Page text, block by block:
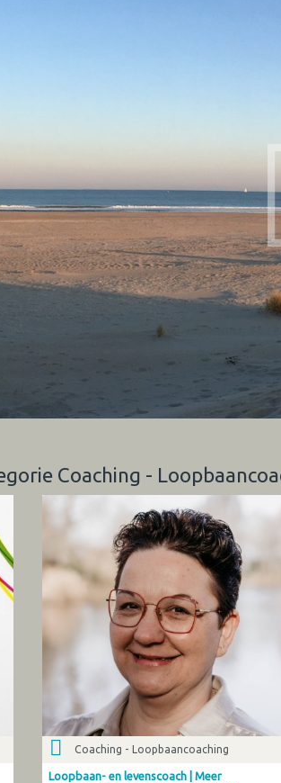
Coaching -
Coaching - Loopbaancoaching
Loopbaan- en levenscoach | Meer